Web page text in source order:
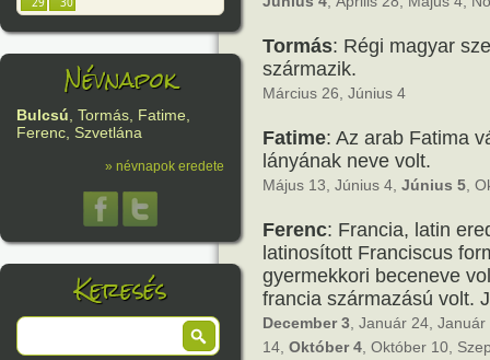
Névnapok
Bulcsú, Tormás, Fatime,
Ferenc, Szvetlána
» névnapok eredete
Keresés
Tormás: Régi magyar
származik.
Március 26, Június 4
Fatime: Az arab Fatima
lányának neve volt.
Május 13, Június 4, Június 5 ,
Ferenc: Francia, latin
latinosított Franciscus
gyermekkori beceneve
francia származású volt.
December 3 , Január 24,
14, Október 4 , Október 10,